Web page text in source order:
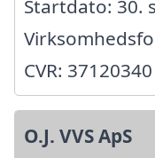
Startdato: 30.
CVR: 37120340
O.J. VVS ApS